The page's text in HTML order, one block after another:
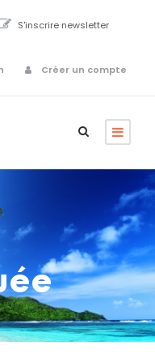
S'inscrire newsletter
Créer un compte